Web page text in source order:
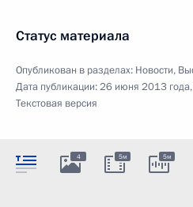
Статус материала
Опубликован в разделах: Новости,
Дата публикации:26 июня 2013
Текстовая версия
4 5м 5м